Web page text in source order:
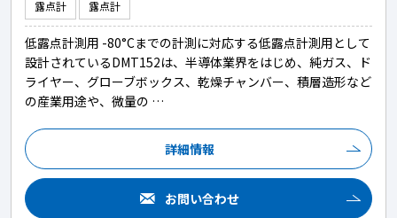
露点計 露点計
低露点計測用 -80°Cまでの計測に対応する低露点計測用として
設計されているDMT152は、半導体業界をはじめ、純ガス、ド
ライヤー、グローブボックス、乾燥チャンバー、積層造形など
の産業用途や、微量の …
詳細情報
お問い合わせ